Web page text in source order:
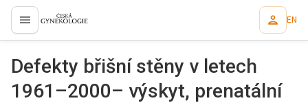
proLékaře.cz EN
Defekty břišní stěny v letech
1961–2000– výskyt, prenatální